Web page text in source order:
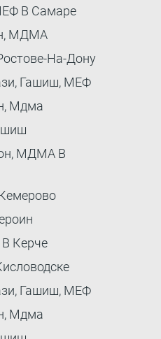
В Самаре
МДМА
На-Дону
Гашиш, МЕФ
Мдма
МДМА В
Керче
Гашиш, МЕФ
Мдма